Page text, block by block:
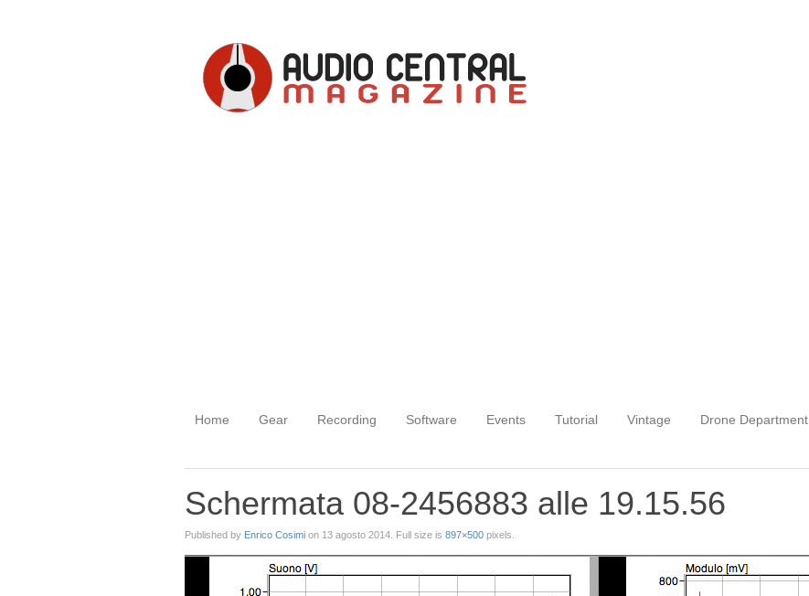
Home Gear Recording Software Events Tutorial Vintage Drone Department
Schermata 08-2456883 alle 19.15.56
Published by Enrico Cosimi on 13 agosto 2014 . Full size is 897×500 pixels.